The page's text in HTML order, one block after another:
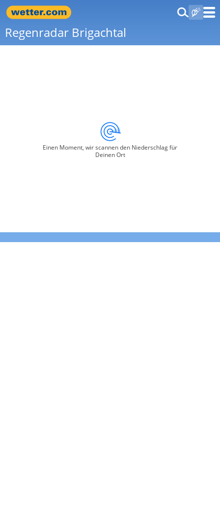
Regenradar Brigachtal
Einen Moment, wir scannen den Niederschlag für
Deinen Ort